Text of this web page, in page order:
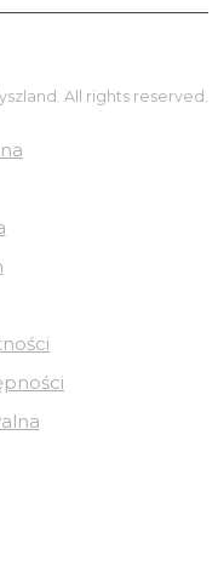
All rights reserved.